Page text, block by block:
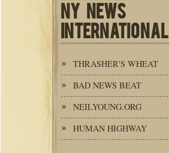
NY NEWS
INTERNATIONAL
THRASHER'S WHEAT
BAD NEWS BEAT
NEILYOUNG.ORG
HUMAN HIGHWAY